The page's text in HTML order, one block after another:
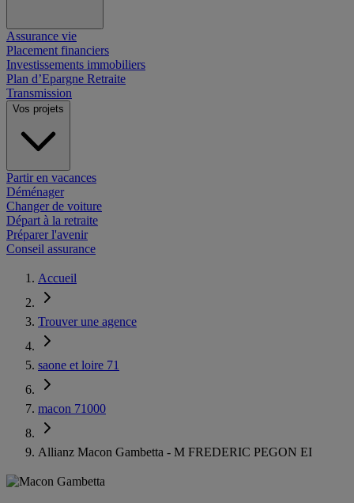
Assurance vie
Placement financiers
Investissements immobiliers
Plan d’Epargne Retraite
Transmission
Vos projets
Partir en vacances
Déménager
Changer de voiture
Départ à la retraite
Préparer l'avenir
Conseil assurance
Accueil
Trouver une agence
saone et loire 71
macon 71000
Allianz Macon Gambetta - M FREDERIC PEGON EI